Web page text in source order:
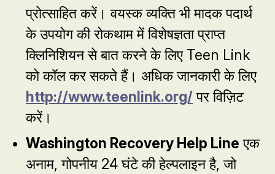
प्रोत्साहित करें। वयस्क व्यक्ति भी मादक पदार्थ
के उपयोग की रोकथाम में विशेषज्ञता प्राप्त
क्लिनिशियन से बात करने के लिए Teen Link
को कॉल कर सकते हैं। अधिक जानकारी के लिए
http://www.teenlink.org/पर विज़िट
करें।
Washington Recovery Help Line एक
अनाम, गोपनीय 24 घंटे की हेल्पलाइन है, जो